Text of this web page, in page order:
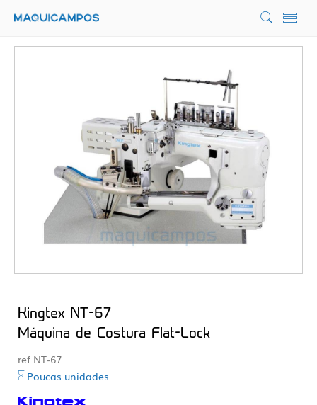
Kingtex NT-67
Máquina de Costura Flat-Lock
ref NT-67
Poucas unidades